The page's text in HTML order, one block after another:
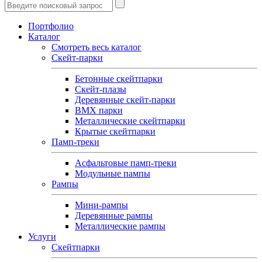
Портфолио
Каталог
Смотреть весь каталог
Скейт-парки
Бетонные скейтпарки
Скейт‑плазы
Деревянные скейт‑парки
BMX парки
Металлические скейтпарки
Крытые скейтпарки
Памп-треки
Асфальтовые памп‑треки
Модульные пампы
Рампы
Мини-рампы
Деревянные рампы
Металлические рампы
Услуги
Скейтпарки